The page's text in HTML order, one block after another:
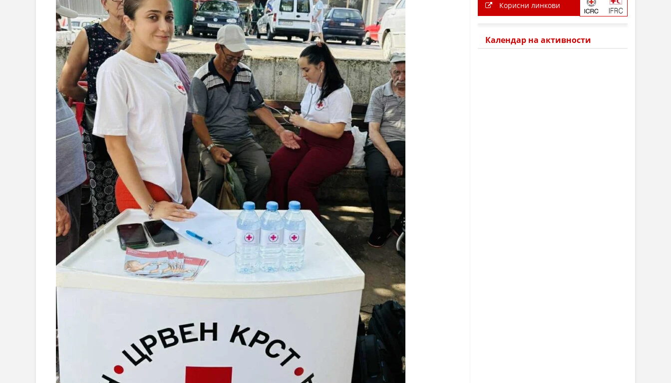
ПРОЕКТИ – ПОДГОТВЕНОСТ И ДЕЈСТВУВАЊЕ ПРИ КАТАСТРОФИ
ОДНОСИ СО ЈАВНОСТ
ИСТРАЖУВАЊЕ НА ЈАВНО МИСЛЕЊЕ
МЕЃУНАРОДНА СОРАБОТКА
ДОГОВОРИ
ЗНАЧЕЊЕ НА СЛУЖБАТА ЗА БАРАЊЕ
ФОРМУЛАРИ ЗА БАРАЊА
ЗДРАВСТВЕНО ПРЕВЕНТИВНА ДЕЈНОСТ
ПРВА ПОМОШ
ИНФОРМАЦИИ ЗА БОЛЕСТИ
МЕНАЏМЕНТ НА ВОЛОНТЕРИ
ДЕЈСТВУВАЊЕ
ПРИРАЧНИЦИ
ЕДУКАТИВНО ИНФОРМАТИВНИ МАТЕРИЈАЛИ
Корисни линкови
Календар на активности